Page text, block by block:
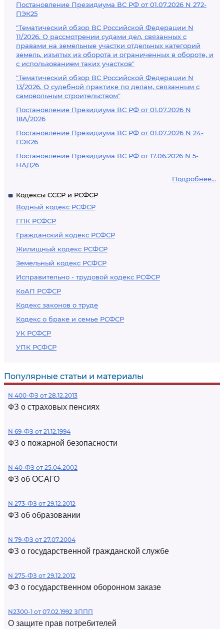
Постановление Президиума ВС РФ от 01.07.2026 N 272-
ПЭК25
"Тематический обзор ВС Российской Федерации N
11/2026. О рассмотрении судами дел, связанных с
правами на земельные участки отдельных категорий
земель, изъятых из оборота и ограниченных в обороте, и
с использованием таких участков"
"Тематический обзор ВС Российской Федерации N
13/2026. О судебной практике по делам, связанным с
самовольным строительством"
Постановление Президиума ВС РФ от 01.07.2026 N
18А/2026
Постановление Президиума ВС РФ от 01.07.2026 N 24-
ПЭК26
Постановление Президиума ВС РФ от 17.06.2026 N 5-
НАД26
Подробнее...
Кодексы СССР и РСФСР
Водный кодекс РСФСР
ГПК РСФСР
Гражданский кодекс РСФСР
Жилищный кодекс РСФСР
Земельный кодекс РСФСР
Исправительно - трудовой кодекс РСФСР
КоАП РСФСР
Кодекс законов о труде
Кодекс о браке и семье РСФСР
УК РСФСР
УПК РСФСР
Популярные статьи и материалы
N 400-ФЗ от 28.12.2013
ФЗ о страховых пенсиях
N 69-ФЗ от 21.12.1994
ФЗ о пожарной безопасности
N 40-ФЗ от 25.04.2002
ФЗ об ОСАГО
N 273-ФЗ от 29.12.2012
ФЗ об образовании
N 79-ФЗ от 27.07.2004
ФЗ о государственной гражданской службе
N 275-ФЗ от 29.12.2012
ФЗ о государственном оборонном заказе
N2300-1 от 07.02.1992 ЗППП
О защите прав потребителей